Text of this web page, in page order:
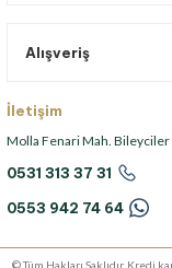
Alışveriş
İletişim
Molla Fenari Mah. Bileyciler
0531 313 37 31
0553 942 74 64
© Tüm Hakları Saklıdır. Kredi